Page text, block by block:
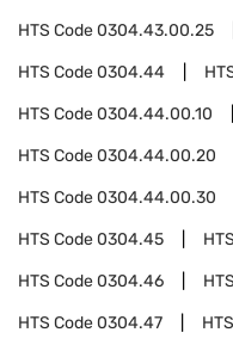
HTS Code0304.43.00.25
HTS Code0304.44
HTS Code0304.44.00.10
HTS Code0304.44.00.20
HTS Code0304.44.00.30
HTS Code0304.45
HTS Code0304.46
HTS Code0304.47